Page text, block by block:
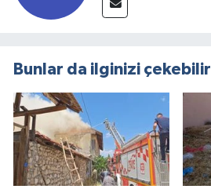
Bunlar da ilginizi çekebilir